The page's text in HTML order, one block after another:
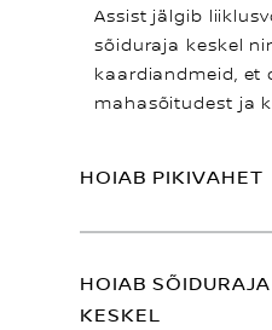
Assist jälgib
sõiduraja keskel
kaardiandmeid, et
mahasõitudest ja
HOIAB PIKIVAHET
HOIAB SÕIDURAJA
KESKEL